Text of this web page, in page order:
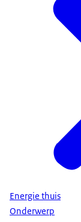
Energie thuis
Onderwerp